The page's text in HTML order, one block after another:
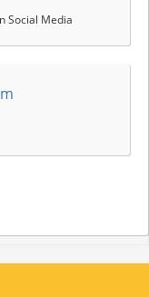
Social Media